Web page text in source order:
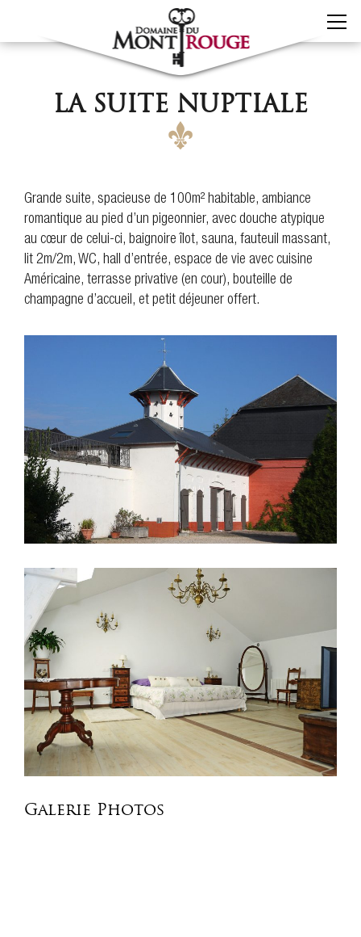
LA SUITE NUPTIALE
Grande suite, spacieuse de 100m² habitable, ambiance
romantique au pied d’un pigeonnier, avec douche atypique
au cœur de celui-ci, baignoire îlot, sauna, fauteuil massant,
lit 2m/2m, WC, hall d’entrée, espace de vie avec cuisine
Américaine, terrasse privative (en cour), bouteille de
champagne d’accueil, et petit déjeuner offert.
Galerie Photos